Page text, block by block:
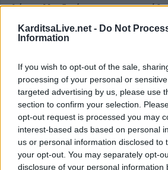
KarditsaLive.net - Do Not
Information
If you wish to opt-out of the sale,
processing of your personal or
targeted advertising by us, please use
section to confirm your selection.
opt-out request is processed you may
interest-based ads based on personal
us or personal information disclosed to
your opt-out. You may separately opt-
disclosure of your personal information
Δήμου Μουζακίου για την
προκύψει από τον
την αντιπυρική περίοδο 2025
Ελλάδας Ειρ. Καραλαριώτου.
Κατηγορία Τοπική Επικαιρότητα 11 Αυγ 2025